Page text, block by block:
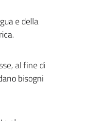
e della
al fine di
bisogni